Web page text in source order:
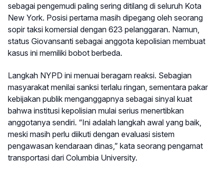
sebagai pengemudi paling sering ditilang di seluruh Kota
New York. Posisi pertama masih dipegang oleh seorang
sopir taksi komersial dengan 623 pelanggaran. Namun,
status Giovansanti sebagai anggota kepolisian membuat
kasus ini memiliki bobot berbeda.
Langkah NYPD ini menuai beragam reaksi. Sebagian
masyarakat menilai sanksi terlalu ringan, sementara pakar
kebijakan publik menganggapnya sebagai sinyal kuat
bahwa institusi kepolisian mulai serius menertibkan
anggotanya sendiri. “Ini adalah langkah awal yang baik,
meski masih perlu diikuti dengan evaluasi sistem
pengawasan kendaraan dinas,” kata seorang pengamat
transportasi dari Columbia University.